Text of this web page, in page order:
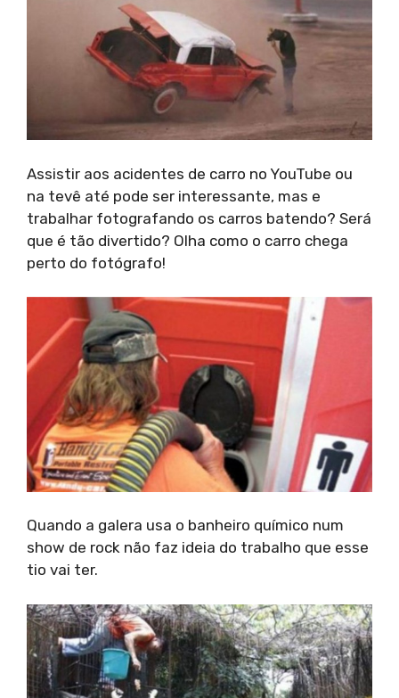
Assistir aos acidentes de carro no YouTube ou
na tevê até pode ser interessante, mas e
trabalhar fotografando os carros batendo? Será
que é tão divertido? Olha como o carro chega
perto do fotógrafo!
Quando a galera usa o banheiro químico num
show de rock não faz ideia do trabalho que esse
tio vai ter.